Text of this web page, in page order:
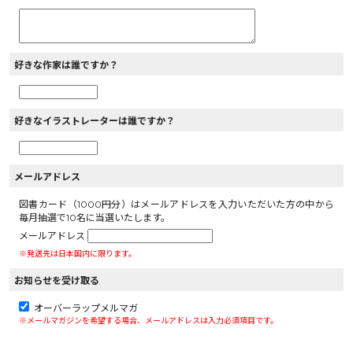
好きな作家は誰ですか？
好きなイラストレーターは誰ですか？
メールアドレス
図書カード（1000円分）はメールアドレスを入力いただいた方の中から
毎月抽選で10名に当選いたします。
メールアドレス
※発送先は日本国内に限ります。
お知らせを受け取る
オーバーラップメルマガ
※メールマガジンを希望する場合、メールアドレスは入力必須項目です。